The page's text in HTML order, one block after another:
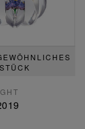
S
TÜCK